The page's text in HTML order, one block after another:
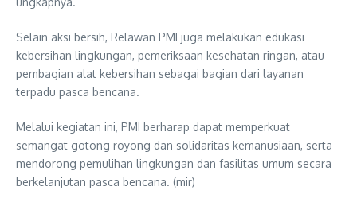
Selain aksi bersih, Relawan PMI juga melakukan edukasi
kebersihan lingkungan, pemeriksaan kesehatan ringan, atau
pembagian alat kebersihan sebagai bagian dari layanan
terpadu pasca bencana.
Melalui kegiatan ini, PMI berharap dapat memperkuat
semangat gotong royong dan solidaritas kemanusiaan, serta
mendorong pemulihan lingkungan dan fasilitas umum secara
berkelanjutan pasca bencana. (mir)